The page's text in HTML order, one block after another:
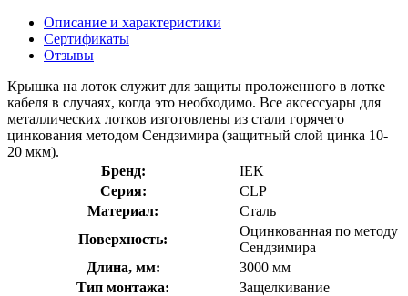
Описание и характеристики
Сертификаты
Отзывы
Крышка на лоток служит для защиты проложенного в лотке
кабеля в случаях, когда это необходимо. Все аксессуары для
металлических лотков изготовлены из стали горячего
цинкования методом Сендзимира (защитный слой цинка 10-
20 мкм).
Бренд:
IEK
Серия:
CLP
Материал:
Сталь
Поверхность:
Оцинкованная по методу
Сендзимира
Длина, мм:
3000 мм
Тип монтажа:
Защелкивание